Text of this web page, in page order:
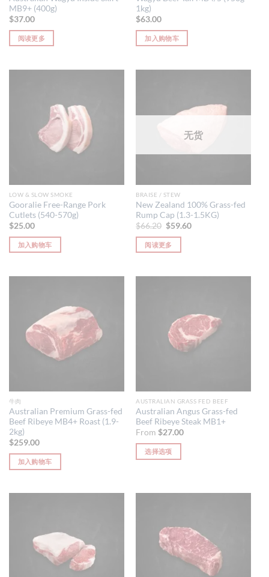
MB9+ (400g)
$37.00
阅读更多
1kg)
$63.00
加入购物车
LOW & SLOW SMOKE
Gooralie Free-Range Pork
Cutlets (540-570g)
$25.00
加入购物车
无货
BRAISE / STEW
New Zealand 100% Grass-fed
Rump Cap (1.3-1.5KG)
$66.20 原
为：
$66.20。
$59.60当
阅读更多
牛肉
Australian Premium Grass-fed
Beef Ribeye MB4+ Roast (1.9-
2kg)
$259.00
加入购物车
AUSTRALIAN GRASS FED BEEF
Australian Angus Grass-fed
Beef Ribeye Steak MB1+
From $27.00
选择选项